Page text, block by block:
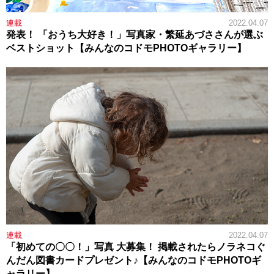
連載 2022.04.07
発表！ 「おうち大好き！」写真家・繁延あづささんが選ぶ
ベストショット【みんなのコドモPHOTOギャラリー】
連載 2022.04.07
「初めての〇〇！」写真 大募集！ 掲載されたらノラネコぐ
んだん図書カードプレゼント♪【みんなのコドモPHOTOギ